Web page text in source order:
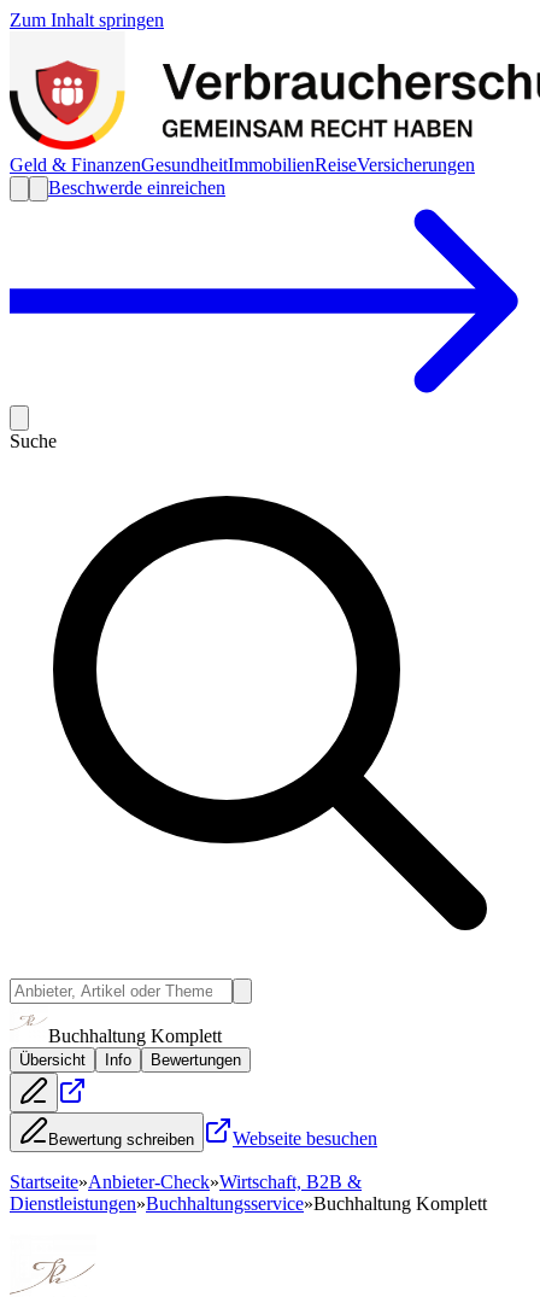
Zum Inhalt springen
Geld & FinanzenGesundheitImmobilienReiseVersicherungen
Beschwerde einreichen
Suche
Buchhaltung Komplett
Übersicht Info Bewertungen
Bewertung schreiben Webseite besuchen
Startseite»Anbieter-Check»Wirtschaft, B2B &
Dienstleistungen»Buchhaltungsservice»Buchhaltung Komplett